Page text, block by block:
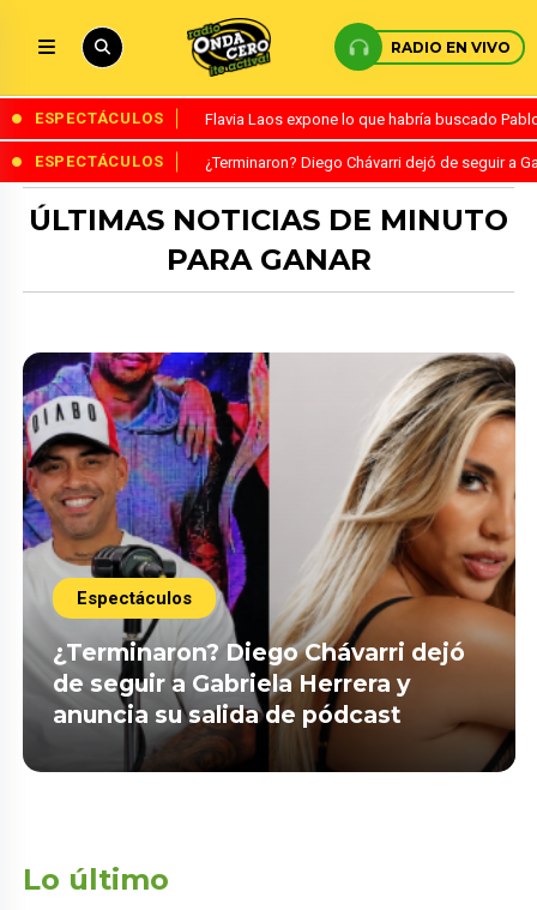
RADIO EN VIVO
ESPECTÁCULOS Flavia Laos expone lo que habría buscado
ESPECTÁCULOS ¿Terminaron? Diego Chávarri dejó de seguir a
ÚLTIMAS NOTICIAS DE MINUTO
PARA GANAR
Espectáculos
¿Terminaron? Diego Chávarri dejó
de seguir a Gabriela Herrera y
anuncia su salida de pódcast
Lo último